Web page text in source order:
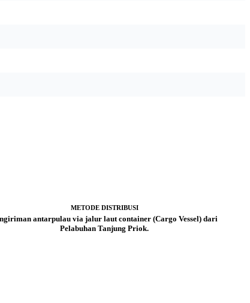
METODE DISTRIBUSI
antarpulau via jalur laut container (Cargo Vessel) dari
Pelabuhan Tanjung Priok.